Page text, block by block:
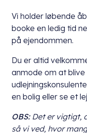
Vi holder løbende
booke en ledig tid
på ejendommen.
Du er altid
anmode om at
en bolig eller se et
OBS: Det er vigtigt,
så vi ved, hvor